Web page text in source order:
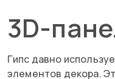
3D-
Гипс давно
элементов декора.